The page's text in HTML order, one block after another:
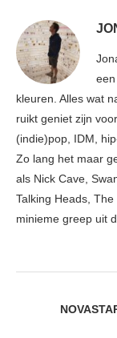
kleuren. Alles wat
ruikt geniet zijn
(indie)pop, IDM,
Zo lang het maar
als Nick Cave,
Talking Heads,
minieme greep uit